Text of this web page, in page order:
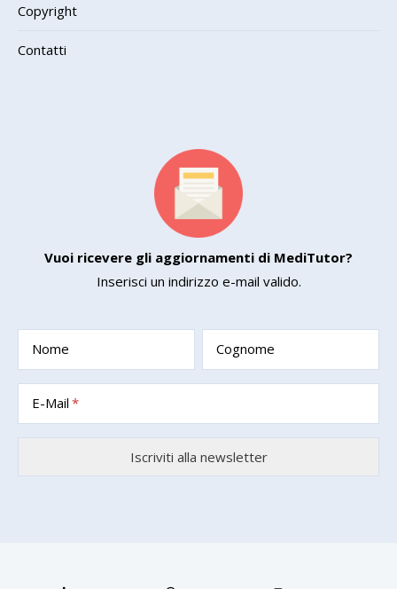
Copyright
Contatti
Vuoi ricevere gli aggiornamenti di MediTutor?
Inserisci un indirizzo e-mail valido.
Nome Cognome
E-Mail